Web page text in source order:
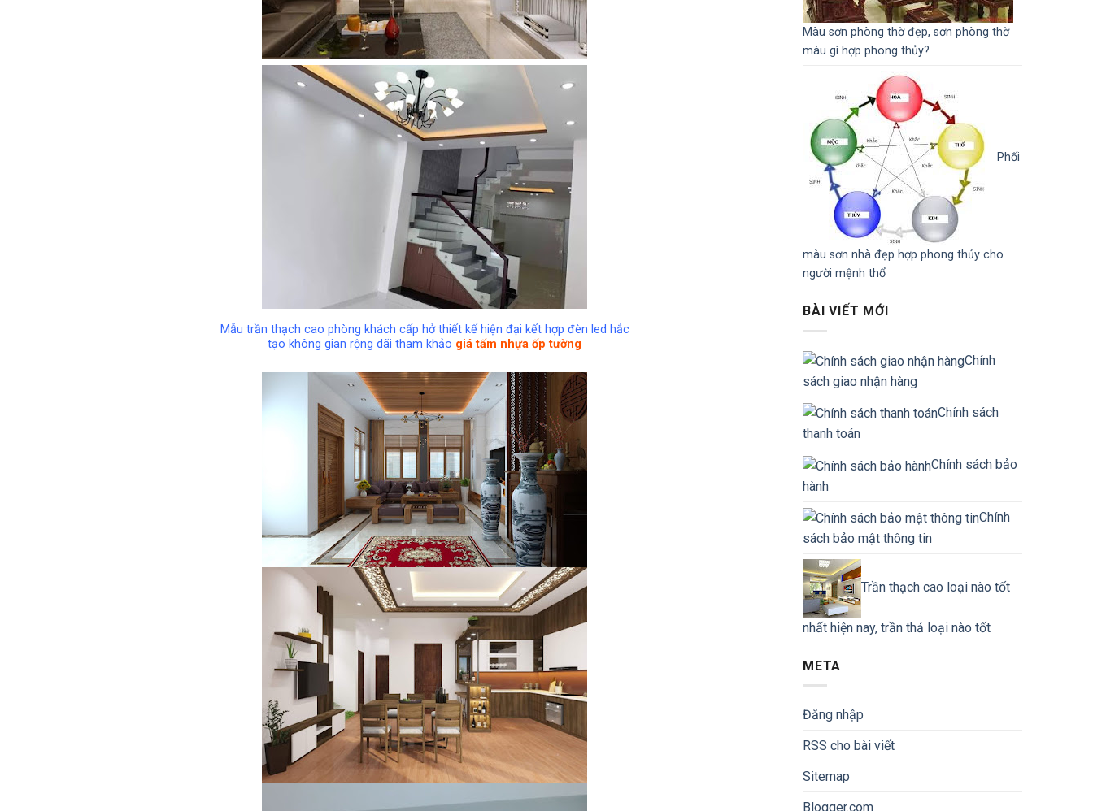
Mẫu trần thạch cao phòng khách cấp hở thiết kế hiện đại kết hợp đèn led hắc
tạo không gian rộng dãi tham khảo giá tấm nhựa ốp tường
Màu sơn phòng thờ đẹp, sơn phòng thờ
màu gì hợp phong thủy?
Phối
màu sơn nhà đẹp hợp phong thủy cho
người mệnh thổ
BÀI VIẾT MỚI
Chính
sách giao nhận hàng
Chính sách
thanh toán
Chính sách bảo
hành
Chính
sách bảo mật thông tin
Trần thạch cao loại nào tốt
nhất hiện nay, trần thả loại nào tốt
META
Đăng nhập
RSS cho bài viết
Sitemap
Blogger.com